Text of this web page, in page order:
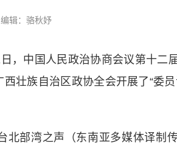
编辑：骆秋妤
中国人民政治协商会议第十二
壮族自治区政协全会开展了“委
部湾之声（东南亚多媒体译制